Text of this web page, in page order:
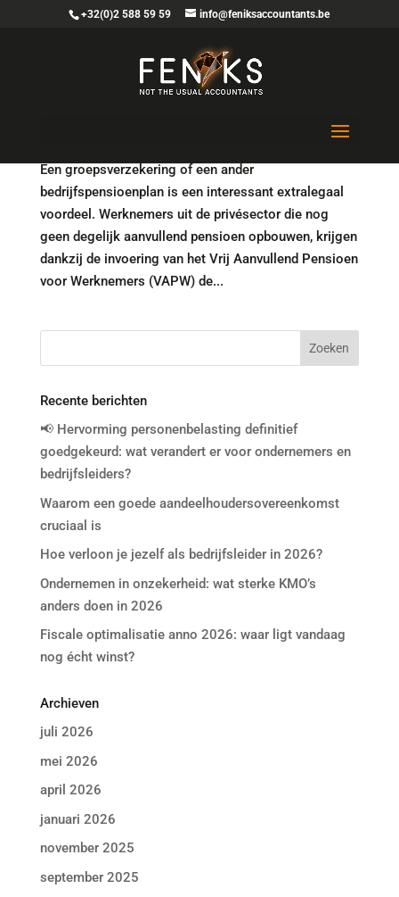
+32(0)2 588 59 59 info@feniksaccountants.be
Welke rol heeft de werkgever in het kader van het
Een groepsverzekering of een ander
bedrijfspensioenplan is een interessant extralegaal
voordeel. Werknemers uit de privésector die nog
geen degelijk aanvullend pensioen opbouwen, krijgen
dankzij de invoering van het Vrij Aanvullend Pensioen
voor Werknemers (VAPW) de...
Recente berichten
📢 Hervorming personenbelasting definitief
goedgekeurd: wat verandert er voor ondernemers en
bedrijfsleiders?
Waarom een goede aandeelhoudersovereenkomst
cruciaal is
Hoe verloon je jezelf als bedrijfsleider in 2026?
Ondernemen in onzekerheid: wat sterke KMO’s
anders doen in 2026
Fiscale optimalisatie anno 2026: waar ligt vandaag
nog écht winst?
Archieven
juli 2026
mei 2026
april 2026
januari 2026
november 2025
september 2025